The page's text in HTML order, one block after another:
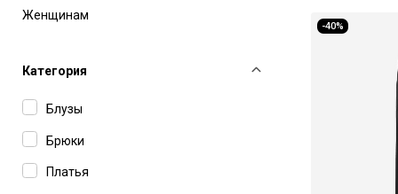
Женщинам
Категория
Блузы
Брюки
Платья
-40%